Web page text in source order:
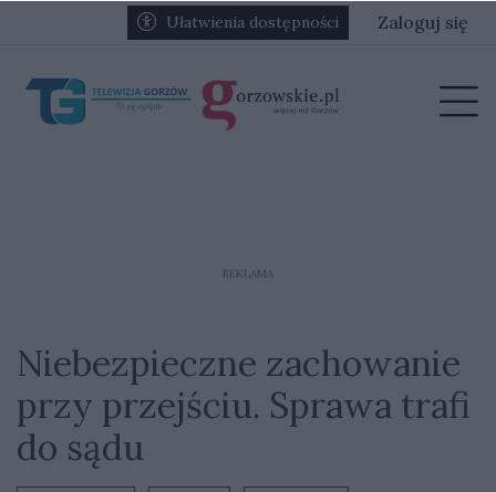
Przejdź do głównych treści
Przejdź do głównego menuUłatwienia dostępności Zaloguj się
REKLAMA
Niebezpieczne zachowanie
przy przejściu. Sprawa trafi
do sądu